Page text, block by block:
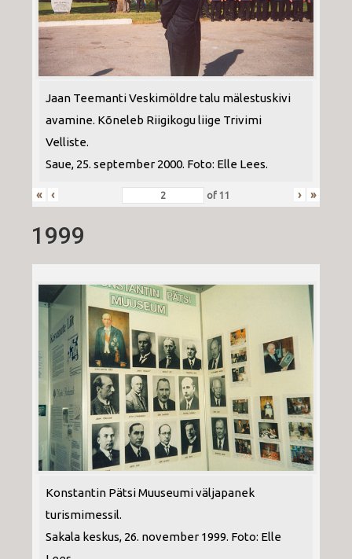
Jaan Teemanti Veskimöldre talu mälestuskivi
avamine. Kõneleb Riigikogu liige Trivimi
Velliste.
Saue, 25. september 2000. Foto: Elle Lees.
« ‹ of11 › »
1999
Konstantin Pätsi Muuseumi väljapanek
turismimessil.
Sakala keskus, 26. november 1999. Foto: Elle